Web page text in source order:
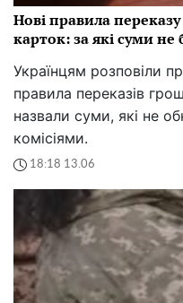
Нові правила
карток: за які суми не
Українцям розповіли
правила переказів
назвали суми, які не
комісіями.
18:18 13.06